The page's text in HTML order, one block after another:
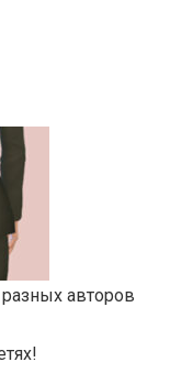
авторов